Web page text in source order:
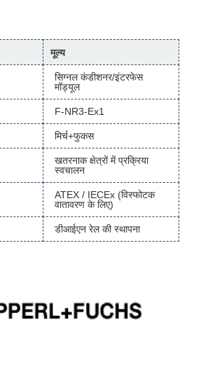
मूल्य
सिग्नल कंडीशनर/इंटरफेस
मॉड्यूल
F-NR3-Ex1
मिर्च+फुकस
खतरनाक क्षेत्रों में प्रक्रिया
स्वचालन
ATEX / IECEx (विस्फोटक
वातावरण के लिए)
डीआईएन रेल की स्थापना